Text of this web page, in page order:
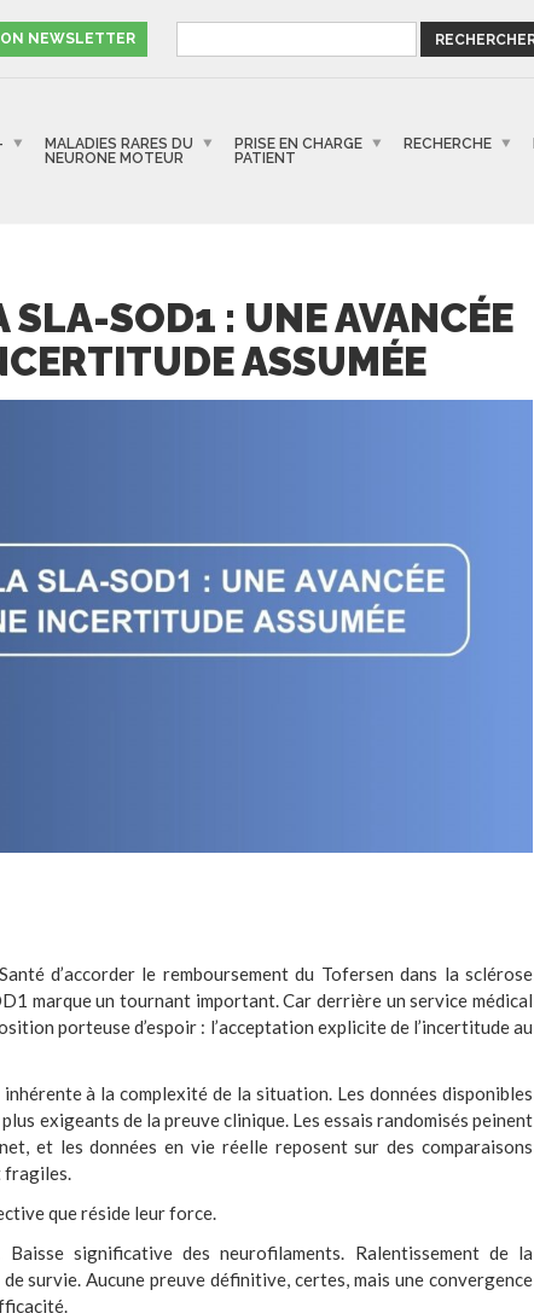
NEWSLETTER
MALADIES RARES DU
NEURONE MOTEUR
PRISE EN CHARGE
PATIENT
RECHERCHE
SLA-SOD1 : UNE AVANCÉE
ASSUMÉE
d’accorder le remboursement du Tofersen dans la sclérose
marque un tournant important. Car derrière un service médical
porteuse d’espoir : l’acceptation explicite de l’incertitude au
à la complexité de la situation. Les données disponibles
exigeants de la preuve clinique. Les essais randomisés peinent
et les données en vie réelle reposent sur des comparaisons
fragiles.
que réside leur force.
significative des neurofilaments. Ralentissement de la
survie. Aucune preuve définitive, certes, mais une convergence